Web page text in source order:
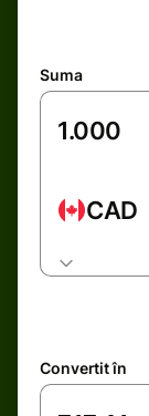
Suma
CAD
Convertit în